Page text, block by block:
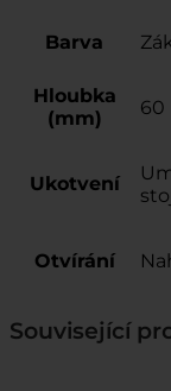
Barva
Hloubka
(mm)
60
Ukotvení
Otvírání
Související